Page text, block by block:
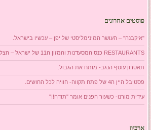
פוסטים אחרונים
"איקבנה" – העושר המינימליסטי של יפן – עכשיו בישראל.
RESTAURANTS כנס המסעדנות והמזון ה11 של ישראל – הצלחה מסחררת!
תאטרון עוטף הנגב- מותח את הגבול.
פסטיבל היין ה4 של פתח תקווה- חוויה לכל החושים.
עידית מורנו- כשעור הפנים אומר "תודה!!"